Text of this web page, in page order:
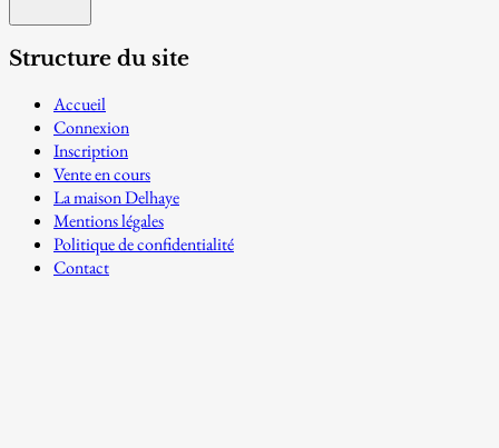
Structure du site
Accueil
Connexion
Inscription
Vente en cours
La maison Delhaye
Mentions légales
Politique de confidentialité
Contact